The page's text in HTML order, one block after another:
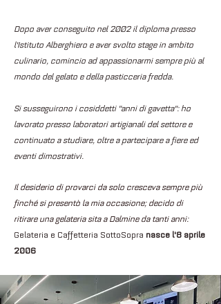
Dopo aver conseguito nel 2002 il diploma presso
l'Istituto Alberghiero e aver svolto stage in ambito
culinario, comincio ad appassionarmi sempre più al
mondo del gelato e della pasticceria fredda.
Si susseguirono i cosiddetti "anni di gavetta": ho
lavorato presso laboratori artigianali del settore e
continuato a studiare, oltre a partecipare a fiere ed
eventi dimostrativi.
Il desiderio di provarci da solo cresceva sempre più
finché si presentò la mia occasione; decido di
ritirare una gelateria sita a Dalmine da tanti anni:
Gelateria e Caffetteria SottoSopra nasce l'8 aprile
2006